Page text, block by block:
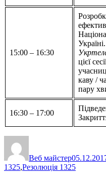
15:00 – 16:30
Україні.
цієї
каву /
пару
16:30 – 17:00
Веб майстер
1325,Резолюція 1325